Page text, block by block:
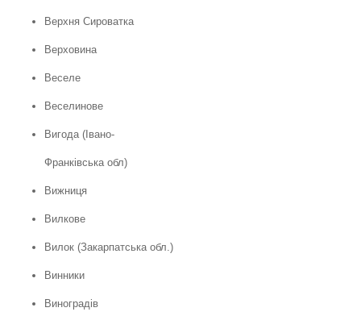
Верхня Сироватка
Верховина
Веселе
Веселинове
Вигода (Івано-
Франківська обл)
Вижниця
Вилкове
Вилок (Закарпатська обл.)
Винники
Виноградів